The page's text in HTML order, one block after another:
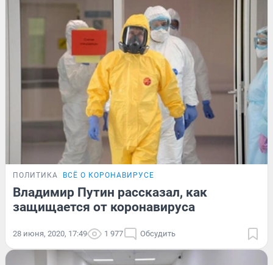
ПОЛИТИКА ВСЁ О КОРОНАВИРУСЕ
Владимир Путин рассказал, как
защищается от коронавируса
28 июня, 2020, 17:49 1 977 Обсудить